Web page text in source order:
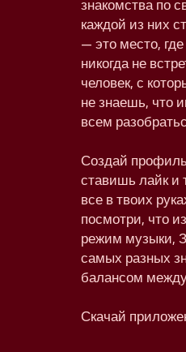
знакомства по
каждой из них
— это место,
никогда не
человек, с
не знаешь, что
всем
Создай
ставишь лайк и
все в твоих
посмотри, что
режим музыки,
самых разных
балансом
Скачай